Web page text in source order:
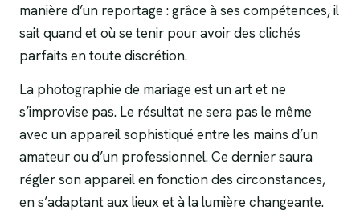
manière d’un reportage : grâce à ses compétences, il
sait quand et où se tenir pour avoir des clichés
parfaits en toute discrétion.
La photographie de mariage est un art et ne
s’improvise pas. Le résultat ne sera pas le même
avec un appareil sophistiqué entre les mains d’un
amateur ou d’un professionnel. Ce dernier saura
régler son appareil en fonction des circonstances,
en s’adaptant aux lieux et à la lumière changeante.